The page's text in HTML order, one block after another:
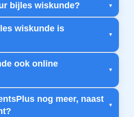
bijles wiskunde?
wiskunde is
ook online
nog meer, naast